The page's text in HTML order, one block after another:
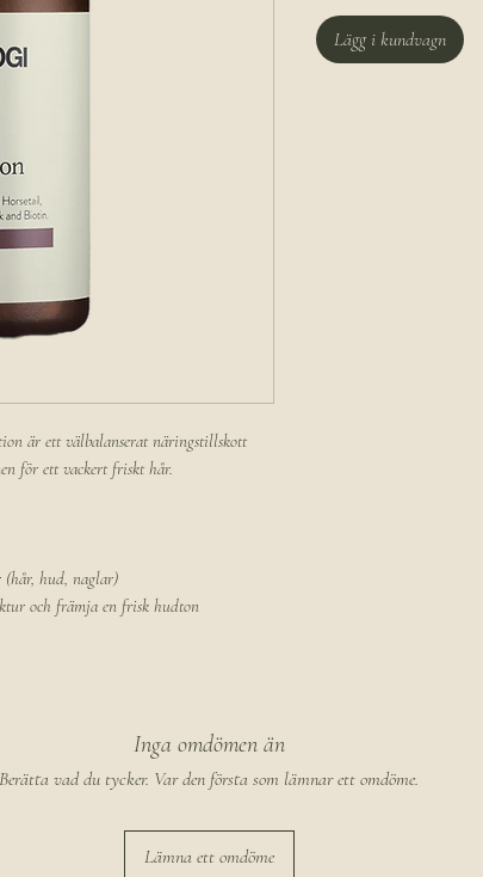
är ett välbalanserat näringstillskott
för ett vackert friskt hår.
hud, naglar)
och främja en frisk hudton
Lägg i kundvagn
Inga omdömen än
Berätta vad du tycker. Var den första som lämnar ett omdöme.
Lämna ett omdöme